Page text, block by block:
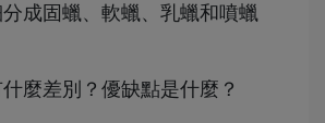
成固蠟、軟蠟、乳蠟和噴蠟
麼差別？ 優缺點是什麼？